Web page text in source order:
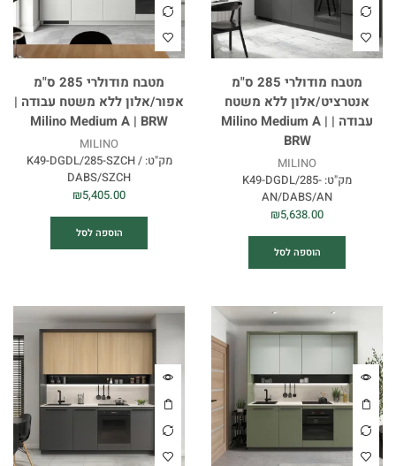
מטבח מודולרי 285 ס"מ
אנטרציט/אלון ללא משטח
עבודה | Milino Medium A |
BRW
MILINO
מק"ט: K49-DGDL/285-
AN/DABS/AN
₪5,638.00
הוספה לסל
מטבח מודולרי 285 ס"מ
אפור/אלון ללא משטח עבודה |
Milino Medium A | BRW
MILINO
מק"ט:K49-DGDL/285-SZCH /
DABS/SZCH
₪5,405.00
הוספה לסל